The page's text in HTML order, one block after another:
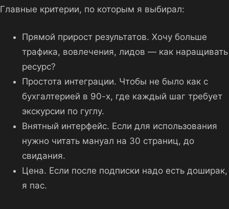
Главные критерии, по которым я выбирал:
Прямой прирост результатов. Хочу больше
трафика, вовлечения, лидов — как наращивать
ресурс?
Простота интеграции. Чтобы не было как с
бухгалтерией в 90-х, где каждый шаг требует
экскурсии по гуглу.
Внятный интерфейс. Если для использования
нужно читать мануал на 30 страниц, до
свидания.
Цена. Если после подписки надо есть доширак,
я пас.